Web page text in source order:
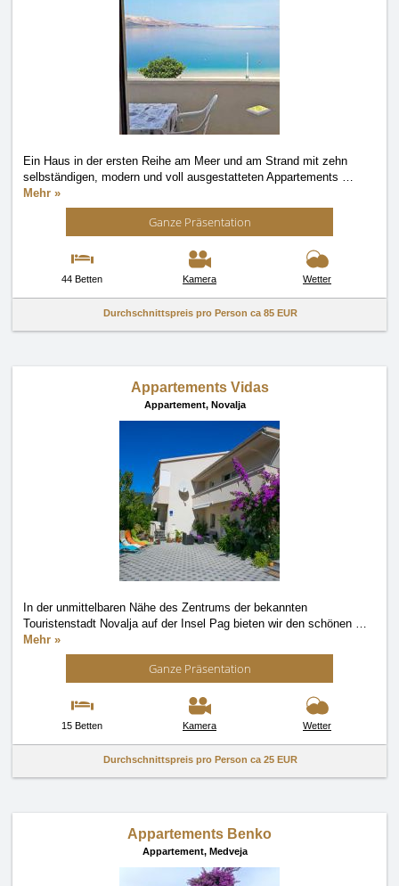
Ein Haus in der ersten Reihe am Meer und am Strand mit zehn
selbständigen, modern und voll ausgestatteten Appartements …
Mehr »
Ganze Präsentation
44 Betten Kamera Wetter
Durchschnittspreis pro Person ca 85 EUR
Appartements Vidas
Appartement, Novalja
In der unmittelbaren Nähe des Zentrums der bekannten
Touristenstadt Novalja auf der Insel Pag bieten wir den schönen …
Mehr »
Ganze Präsentation
15 Betten Kamera Wetter
Durchschnittspreis pro Person ca 25 EUR
Appartements Benko
Appartement, Medveja